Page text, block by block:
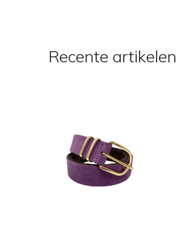
Recente artikelen